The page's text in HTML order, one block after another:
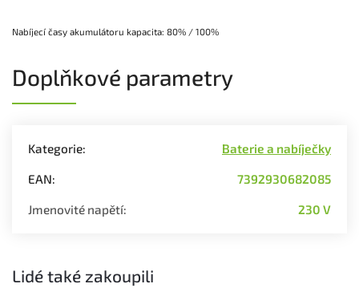
Nabíjecí časy akumulátoru kapacita: 80% / 100%
Doplňkové parametry
Kategorie: Baterie a nabíječky
EAN: 7392930682085
Jmenovité napětí: 230 V
Lidé také zakoupili